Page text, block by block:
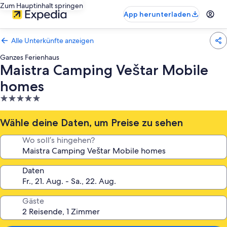
Zum Hauptinhalt springen
App herunterladen
Alle Unterkünfte anzeigen
Ganzes Ferienhaus
Maistra Camping Veštar Mobile
homes
5.0-
Sterne-
Unterkunft
Wähle deine Daten, um Preise zu sehen
Wo soll’s hingehen?
Daten
Gäste